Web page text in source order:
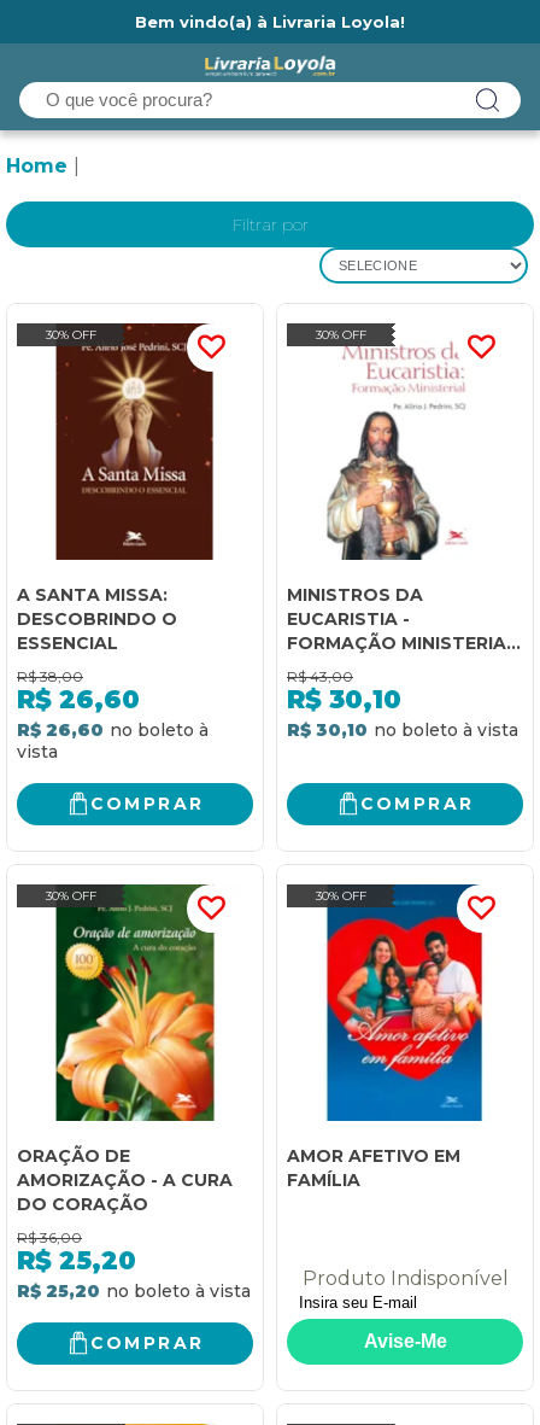
Bem vindo(a) à Livraria Loyola!
Home
Filtrar por
SELECIONE
30% OFF
A SANTA MISSA:
DESCOBRINDO O
ESSENCIAL
R$ 38,00
R$ 26,60
R$ 26,60
COMPRAR
30% OFF
MINISTROS DA
EUCARISTIA -
FORMAÇÃO MINISTERIAL:
FORMAÇÃO MINISTERIAL
R$ 43,00
R$ 30,10
R$ 30,10
COMPRAR
30% OFF
ORAÇÃO DE
AMORIZAÇÃO - A CURA
DO CORAÇÃO
R$ 36,00
R$ 25,20
R$ 25,20
COMPRAR
30% OFF
AMOR AFETIVO EM
FAMÍLIA
Produto Indisponível